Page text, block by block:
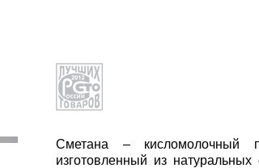
Сметана – кисломолочный
изготовленный из натуральных